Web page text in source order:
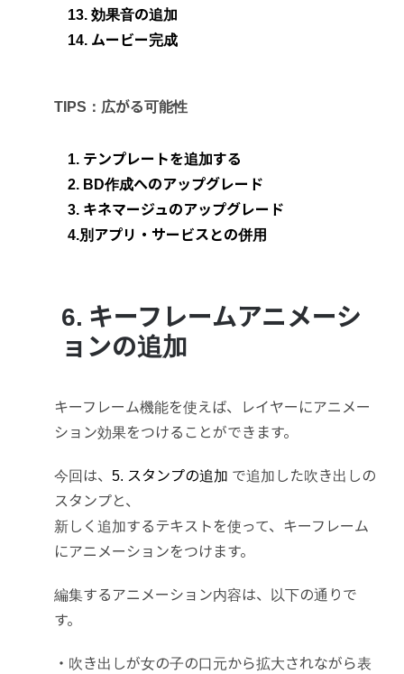
13. 効果音の追加
14. ムービー完成
TIPS：広がる可能性
1. テンプレートを追加する
2. BD作成へのアップグレード
3. キネマージュのアップグレード
4.別アプリ・サービスとの併用
6. キーフレームアニメーシ
ョンの追加
キーフレーム機能を使えば、レイヤーにアニメー
ション効果をつけることができます。
今回は、 5. スタンプの追加 で追加した吹き出しの
スタンプと、
新しく追加するテキストを使って、キーフレーム
にアニメーションをつけます。
編集するアニメーション内容は、以下の通りで
す。
・吹き出しが女の子の口元から拡大されながら表